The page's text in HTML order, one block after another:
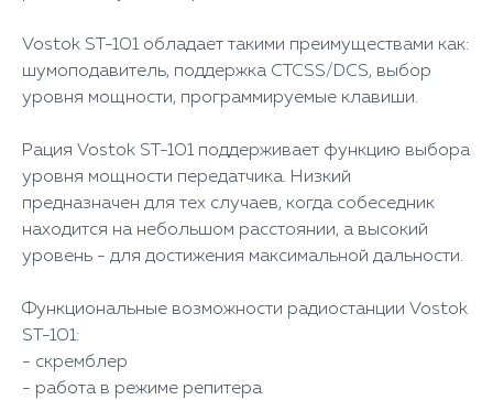
Vostok ST-101 обладает такими преимуществами как:
шумоподавитель, поддержка CTCSS/DCS, выбор
уровня мощности, программируемые клавиши.
Рация Vostok ST-101 поддерживает функцию выбора
уровня мощности передатчика. Низкий
предназначен для тех случаев, когда собеседник
находится на небольшом расстоянии, а высокий
уровень - для достижения максимальной дальности.
Функциональные возможности радиостанции Vostok
ST-101:
- скремблер
- работа в режиме репитера